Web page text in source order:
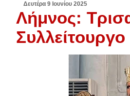
Δευτέρα 9 Ιουνίου 2025
Λήμνος: